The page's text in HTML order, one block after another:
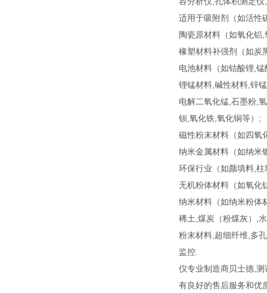
适用于吸附剂（如活性
陶瓷原材料（如氧化铝
橡塑材料补强剂（如炭
电池材料（如钴酸锂,
锂锰材料,碱性材料,锌
电解二氧化锰,石墨粉,
钡,氧化铁,氧化铜等）;
磁性粉末材料（如四氧
纳米金属材料（如纳米
环保行业（如颜填料,
无机粉体材料（如氧化
纳米材料（如纳米粉体
稀土,煤炭（粉煤灰）,
粉末材料,超细纤维,多
监控.
仪专业制造商贝士德,
有良好的售后服务和优